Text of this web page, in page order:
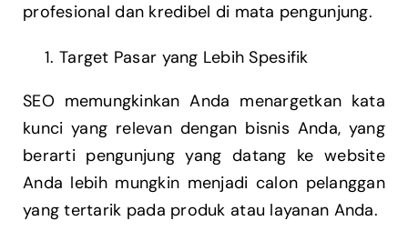
profesional dan kredibel di mata pengunjung.
Target Pasar yang Lebih Spesifik
SEO memungkinkan Anda menargetkan kata
kunci yang relevan dengan bisnis Anda, yang
berarti pengunjung yang datang ke website
Anda lebih mungkin menjadi calon pelanggan
yang tertarik pada produk atau layanan Anda.